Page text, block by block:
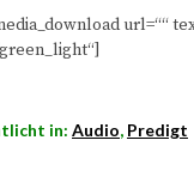
url=““
in: Audio, Predigt